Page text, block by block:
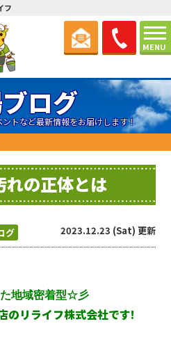
MENU
フ
ログ
トなど最新情報をお届けします！
れの正体とは
グ 2023.12.23 (Sat) 更新
地域密着型☆彡
のリライフ株式会社です!